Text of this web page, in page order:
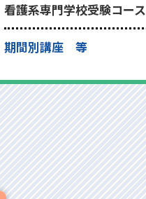
看護系専⾨学校受験コース
期間別講座 等